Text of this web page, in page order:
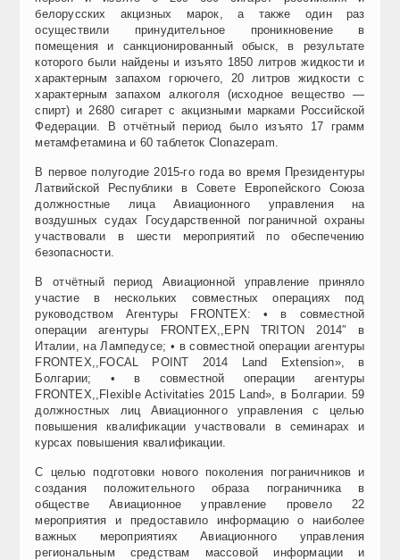
белорусских акцизных марок, а также один раз
осуществили принудительное проникновение в
помещения и санкционированный обыск, в результате
которого были найдены и изъято 1850 литров жидкости и
характерным запахом горючего, 20 литров жидкости с
характерным запахом алкоголя (исходное вещество —
спирт) и 2680 сигарет с акцизными марками Российской
Федерации. В отчётный период было изъято 17 грамм
метамфетамина и 60 таблеток Clonazepam.
В первое полугодие 2015-го года во время Президентуры
Латвийской Республики в Совете Европейского Союза
должностные лица Авиационного управления на
воздушных судах Государственной пограничной охраны
участвовали в шести мероприятий по обеспечению
безопасности.
В отчётный период Авиационной управление приняло
участие в нескольких совместных операциях под
руководством Агентуры FRONTEX: • в совместной
операции агентуры FRONTEX,,EPN TRITON 2014″ в
Италии, на Лампедусе; • в совместной операции агентуры
FRONTEX,,FOCAL POINT 2014 Land Extension», в
Болгарии; • в совместной операции агентуры
FRONTEX,,Flexible Activitaties 2015 Land», в Болгарии. 59
должностных лиц Авиационного управления с целью
повышения квалификации участвовали в семинарах и
курсах повышения квалификации.
С целью подготовки нового поколения пограничников и
создания положительного образа пограничника в
обществе Авиационное управление провело 22
мероприятия и предоставило информацию о наиболее
важных мероприятиях Авиационного управления
региональным средствам массовой информации и